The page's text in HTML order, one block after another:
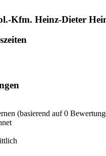
Kfm. Heinz-Dieter
(basierend auf 0